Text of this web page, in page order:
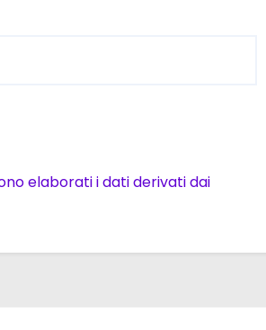
elaborati i dati derivati dai